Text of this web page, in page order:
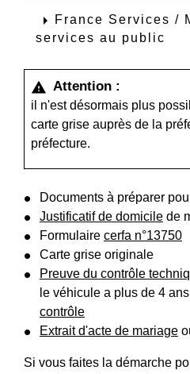
arrow_right
France Services /
services au public
warning Attention :
il n'est désormais plus
carte grise auprès de la
préfecture.
Documents à préparer
Justificatif de domicile de
Formulaire cerfa n°13750
Carte grise originale
Preuve du contrôle
le véhicule a plus de 4
contrôle
Extrait d'acte de mariage
Si vous faites la démarche